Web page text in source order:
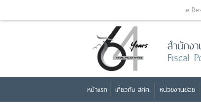
e-
สำนักง
Fiscal
หน้าแรก เกี่ยวกับ สศค. หน่วยงานย่อย